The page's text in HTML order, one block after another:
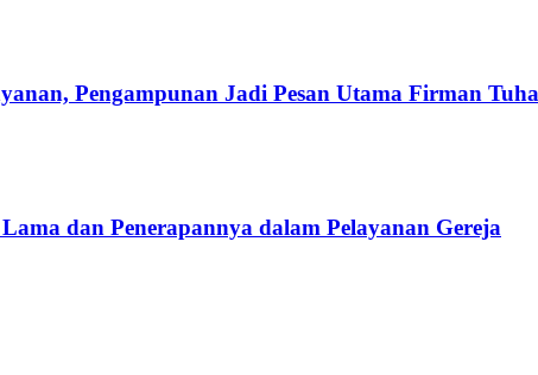
Pengampunan Jadi Pesan Utama Firman
dan Penerapannya dalam Pelayanan Gereja